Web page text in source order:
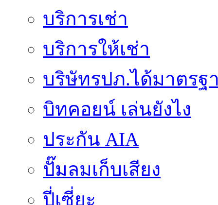
บริการเช่า
บริการให้เช่า
บริษัทรปภ.ได้มาตรฐ
บิทคอยน์ เล่นยังไง
ประกัน AIA
ปั๊มลมเก็บเสียง
ปี่เซี่ยะ